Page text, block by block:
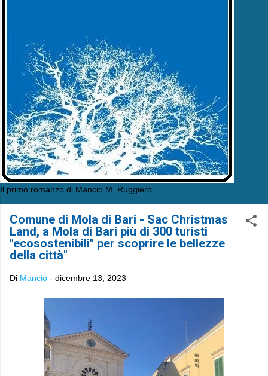
Il primo romanzo di Mancio M. Ruggiero
Comune di Mola di Bari - Sac Christmas
Land, a Mola di Bari più di 300 turisti
"ecosostenibili" per scoprire le bellezze
della città"
Di Mancio - dicembre 13, 2023